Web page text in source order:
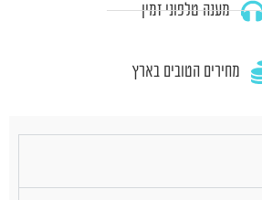
מענה טלפוני זמין
מחירים הטובים בארץ